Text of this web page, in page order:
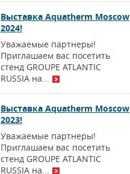
Выставка Aquatherm Moscow
2024!
Уважаемые партнеры!
Приглашаем вас посетить
стенд GROUPE ATLANTIC
RUSSIA на...
Выставка Aquatherm Moscow
2023!
Уважаемые партнеры!
Приглашаем вас посетить
стенд GROUPE ATLANTIC
RUSSIA на...